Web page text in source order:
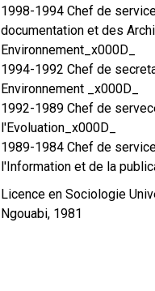
1998-1994 Chef de
documentation et des
Environnement_x000D_
1994-1992 Chef de
Environnement _x000D_
1992-1989 Chef de
l'Evoluation_x000D_
1989-1984 Chef de
l'Information et de la
Licence en Sociologie
Ngouabi, 1981